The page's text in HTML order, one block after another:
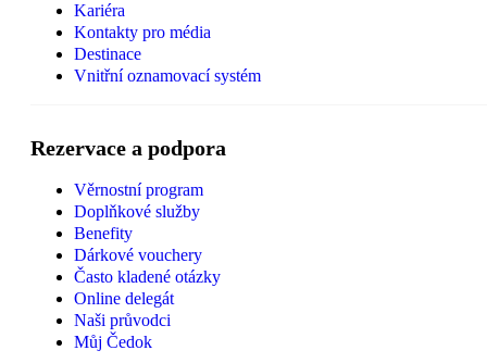
Kariéra
Kontakty pro média
Destinace
Vnitřní oznamovací systém
Rezervace a podpora
Věrnostní program
Doplňkové služby
Benefity
Dárkové vouchery
Často kladené otázky
Online delegát
Naši průvodci
Můj Čedok